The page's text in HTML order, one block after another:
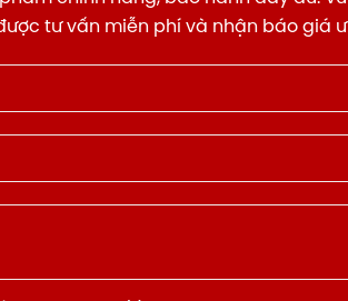
tư vấn miễn phí và nhận báo giá